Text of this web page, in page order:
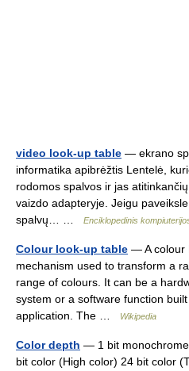
video look-up table — ekrano
informatika apibrėžtis Lentelė,
rodomos spalvos ir jas
vaizdo adapteryje. Jeigu
spalvų… …
Enciklopedinis
Colour look-up table — A colour
mechanism used to transform a
range of colours. It can be a
system or a software function
application. The …
Wikipedia
Color depth — 1 bit
bit color (High color) 24 bit color